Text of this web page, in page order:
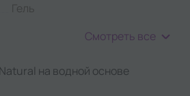
Гель
Смотреть все
на водной основе